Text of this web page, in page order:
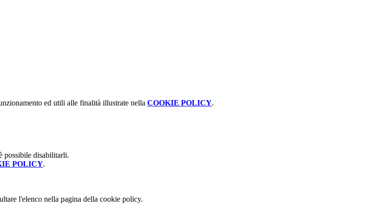
ed utili alle finalità illustrate nella COOKIE POLICY.
possibile disabilitarli.
POLICY.
l'elenco nella pagina della cookie policy.